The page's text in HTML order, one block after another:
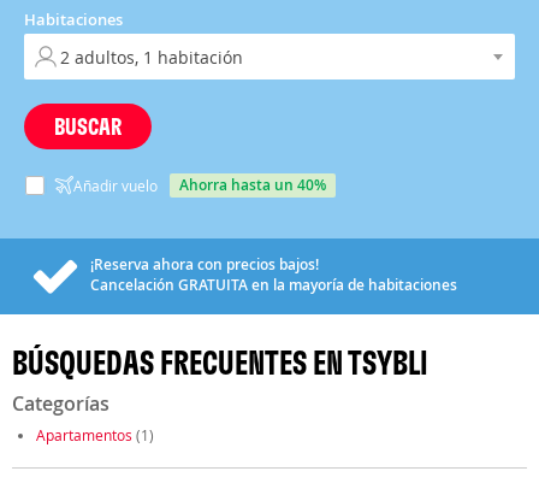
Habitaciones
BUSCAR
Añadir vuelo ahorra hasta un 40%
¡Reserva ahora con precios bajos!
Cancelación GRATUITAen la mayoría de habitaciones
BÚSQUEDAS FRECUENTES EN TSYBLI
Categorías
Apartamentos (1)